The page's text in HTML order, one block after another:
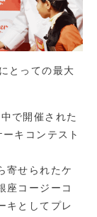
とっての最大
で開催された
ーキコンテスト
寄せられたケ
座コージーコ
キとしてプレ